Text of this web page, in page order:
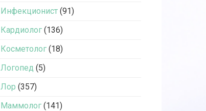
Инфекционист (91)
Кардиолог (136)
Косметолог (18)
Логопед (5)
Лор (357)
Маммолог (141)